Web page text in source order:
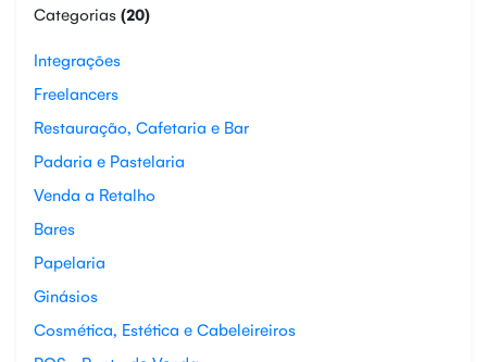
Categorias (20)
Integrações
Freelancers
Restauração, Cafetaria e Bar
Padaria e Pastelaria
Venda a Retalho
Bares
Papelaria
Ginásios
Cosmética, Estética e Cabeleireiros